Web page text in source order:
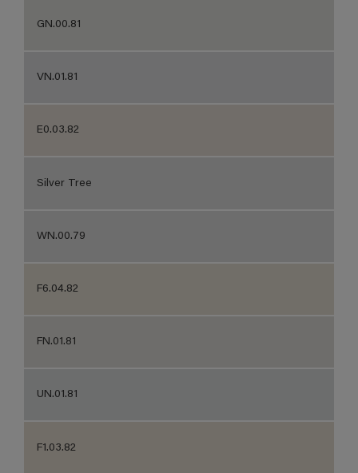
GN.00.81
VN.01.81
E0.03.82
Silver Tree
WN.00.79
F6.04.82
FN.01.81
UN.01.81
F1.03.82